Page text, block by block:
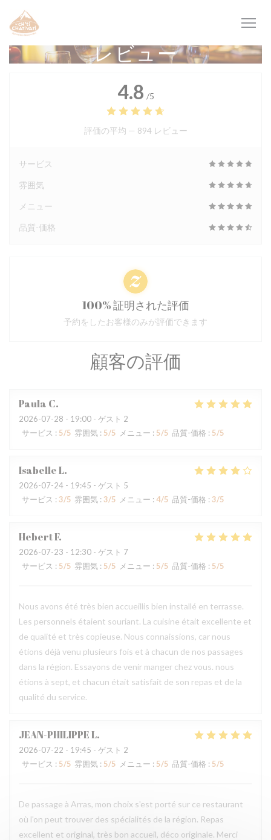
クッキー利用の管理について
レビュー
顧客の評価
Paula C
2026-07-28 - 19:00 - ゲスト 2
サービス : 5/5 雰囲気 : 5/5 メニュー : 5/5 品質-価格 : 5/5
IsabelleL
2026-07-24 - 19:45 - ゲスト 5
サービス : 3/5 雰囲気 : 3/5 メニュー : 4/5 品質-価格 : 3/5
HebertF
2026-07-23 - 12:30 - ゲスト 7
サービス : 5/5 雰囲気 : 5/5 メニュー : 5/5 品質-価格 : 5/5
Nous avons été très bien accueillis bien installé en terrasse.
Les personnels étaient souriant. La cuisine était excellente et
de qualité et très copieuse. Nous connaissions, car nous
étions déjà venu plusieurs fois et à chacun de nos passages
dans la région. Essayons de venir manger chez vous. nous
étions à sept, et chacun était satisfait de son repas et de la
qualité du service.
JEAN-PHILIPPEL
2026-07-22 - 19:45 - ゲスト 2
サービス : 5/5 雰囲気 : 5/5 メニュー : 5/5 品質-価格 : 5/5
De passage à Arras, mon choix s'est porté sur ce restaurant
où l'on peut trouver des spécialités de la région. Repas
excellent et original, très bon accueil, déco originale. Merci
4.8 /5
評価の平均 — 894 レビュー
サービス
雰囲気
メニュー
品質-価格
100% 証明された評価
予約をしたお客様のみが評価できます